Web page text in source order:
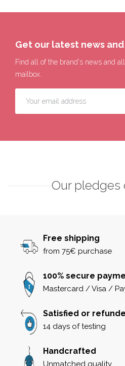
Get our latest news
Find all of the brand's news and
mailbox.
Our pledges
Free shipping
from 75€ purchase
100% secure
Mastercard / Visa /
Satisfied or
14 days of testing
Handcrafted
Unmatched quality